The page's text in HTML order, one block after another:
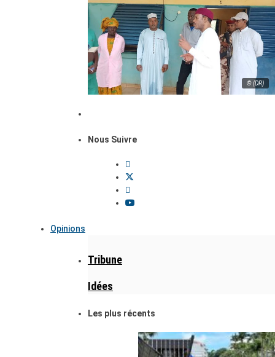
© (DR)
Nous Suivre
Opinions
Tribune
Idées
Les plus récents